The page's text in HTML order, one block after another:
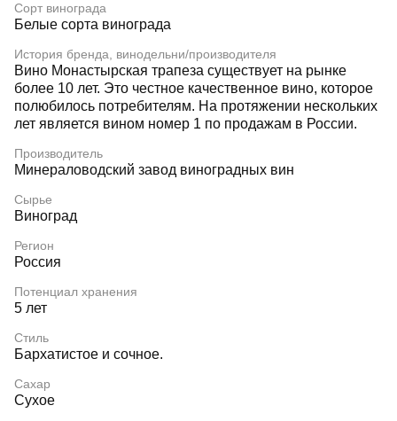
Сорт винограда
Белые сорта винограда
История бренда, винодельни/производителя
Вино Монастырская трапеза существует на рынке
более 10 лет. Это честное качественное вино, которое
полюбилось потребителям. На протяжении нескольких
лет является вином номер 1 по продажам в России.
Производитель
Минераловодский завод виноградных вин
Сырье
Виноград
Регион
Россия
Потенциал хранения
5 лет
Стиль
Бархатистое и сочное.
Сахар
Сухое